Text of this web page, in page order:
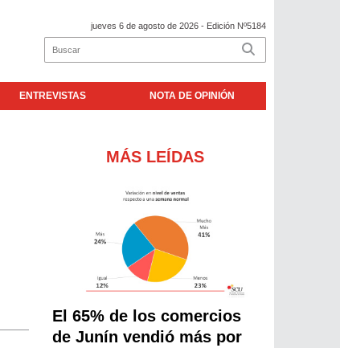
jueves 6 de agosto de 2026 - Edición Nº5184
ENTREVISTAS NOTA DE OPINIÓN
MÁS LEÍDAS
El 65% de los comercios
de Junín vendió más por